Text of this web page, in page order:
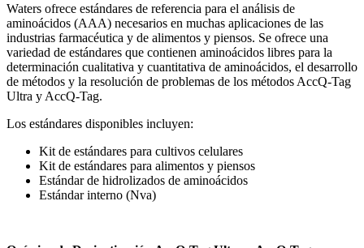
Waters ofrece estándares de referencia para el análisis de
aminoácidos (AAA) necesarios en muchas aplicaciones de las
industrias farmacéutica y de alimentos y piensos. Se ofrece una
variedad de estándares que contienen aminoácidos libres para la
determinación cualitativa y cuantitativa de aminoácidos, el desarrollo
de métodos y la resolución de problemas de los métodos AccQ-Tag
Ultra y AccQ-Tag.
Los estándares disponibles incluyen:
Kit de estándares para cultivos celulares
Kit de estándares para alimentos y piensos
Estándar de hidrolizados de aminoácidos
Estándar interno (Nva)